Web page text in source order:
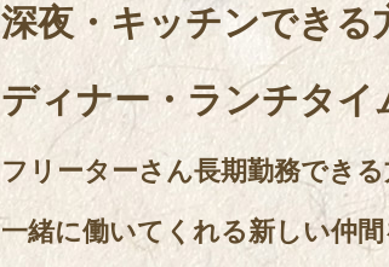
深夜・キッチンできる
ディナー・ランチタイ
フリーターさん長期勤務できる
一緒に働いてくれる新しい仲間